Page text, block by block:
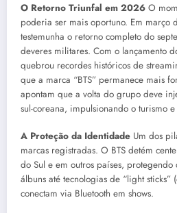
O Retorno Triunfal em 2026 O
poderia ser mais oportuno. Em março
testemunha o retorno completo do
deveres militares. Com o lançamento
quebrou recordes históricos de
que a marca “BTS” permanece mais
apontam que a volta do grupo deve
sul-coreana, impulsionando o turismo
A Proteção da Identidade Um dos
marcas registradas. O BTS detém
do Sul e em outros países,
álbuns até tecnologias de “light sticks”
conectam via Bluetooth em shows.